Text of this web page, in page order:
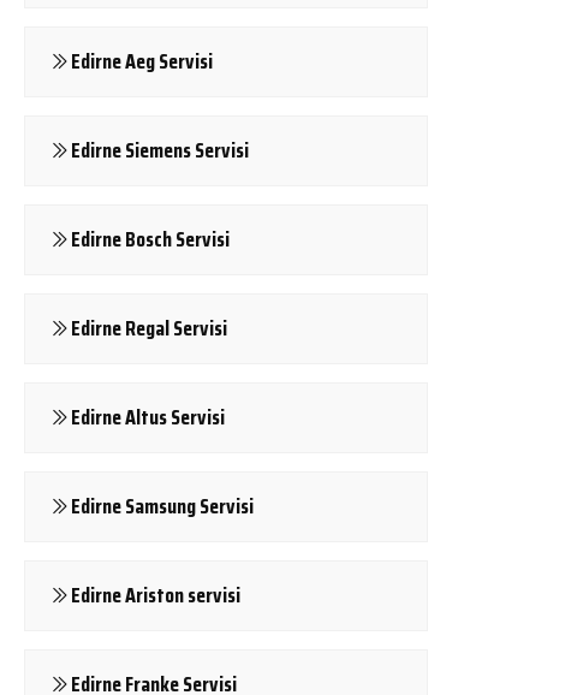
Edirne Aeg Servisi
Edirne Siemens Servisi
Edirne Bosch Servisi
Edirne Regal Servisi
Edirne Altus Servisi
Edirne Samsung Servisi
Edirne Ariston servisi
Edirne Franke Servisi